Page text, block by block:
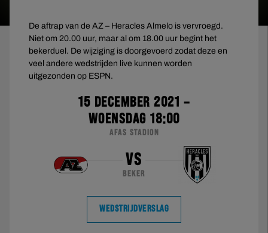
De aftrap van de AZ – Heracles Almelo is vervroegd.
Niet om 20.00 uur, maar al om 18.00 uur begint het
bekerduel. De wijziging is doorgevoerd zodat deze en
veel andere wedstrijden live kunnen worden
uitgezonden op ESPN.
15 DECEMBER 2021 –
WOENSDAG 18:00
AFAS STADION
VS
BEKER
WEDSTRIJDVERSLAG